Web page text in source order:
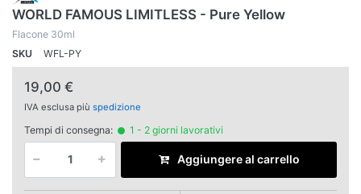
WORLD FAMOUS LIMITLESS - Pure Yellow
Flacone 30ml
SKU
WFL-PY
19,00 €
IVA esclusa più spedizione
Tempi di consegna: 1 - 2 giorni lavorativi
Aggiungere al carrello